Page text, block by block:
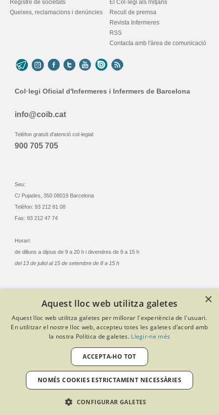
Registre de societats
Queixes, reclamacions i denúncies
El Col·legi als mitjans
Recull de premsa
Revista Infermeres
RSS
Contacta amb l'àrea de comunicació
Col·legi Oficial d'Infermeres i Infermers de Barcelona
info@coib.cat
Telèfon gratuït d'atenció col·legial:
900 705 705
Seu:
C/ Pujades, 350 08019 Barcelona
Telèfon: 93 212 81 08
Fax: 93 212 47 74
Horari:
de dilluns a dijous de 9 a 20 h i divendres de 9 a 15 h
del 13 de juliol al 15 de setembre de 8 a 15 h
© Col·legi Oficial Infermeres i Infermers de Barcelona
Criteris de privacitat
Política de cookies
Avís legal
Política de protecció de dades
Política de qualitat
Desenvolupat amb Softeng Portal Builder
×
Aquest lloc web utilitza galetes
Aquest lloc web utilitza galetes per millorar l'experiència de l'usuari.
En utilitzar el nostre lloc web, accepteu totes les galetes d’acord amb
la nostra Política de galetes. Llegir-ne més
ACCEPTA-HO TOT
NOMÉS COOKIES ESTRICTAMENT NECESSÀRIES
CONFIGURAR GALETES